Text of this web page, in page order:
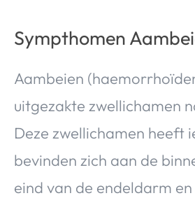
Sympthomen
Aambeien
uitgezakte zwellichamen
Deze zwellichamen heeft
bevinden zich aan de
eind van de endeldarm